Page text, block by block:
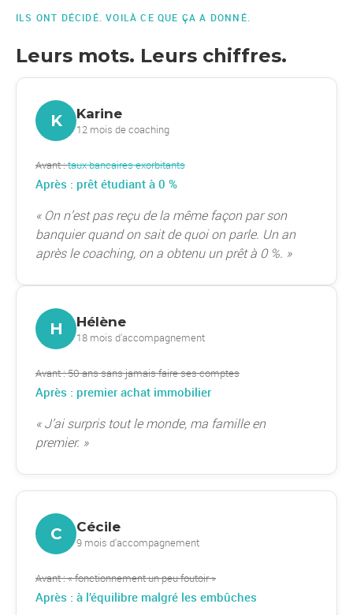
ILS ONT DÉCIDÉ. VOILÀ CE QUE ÇA A DONNÉ.
Leurs mots. Leurs chiffres.
K Karine
12 mois de coaching
Avant :taux bancaires exorbitants
Après : prêt étudiant à 0 %
« On n’est pas reçu de la même façon par son
banquier quand on sait de quoi on parle. Un an
après le coaching, on a obtenu un prêt à 0 %. »
H Hélène
18 mois d'accompagnement
Avant : 50 ans sans jamais faire ses comptes
Après : premier achat immobilier
« J’ai surpris tout le monde, ma famille en
premier. »
C Cécile
9 mois d'accompagnement
Avant : « fonctionnement un peu foutoir »
Après : à l’équilibre malgré les embûches